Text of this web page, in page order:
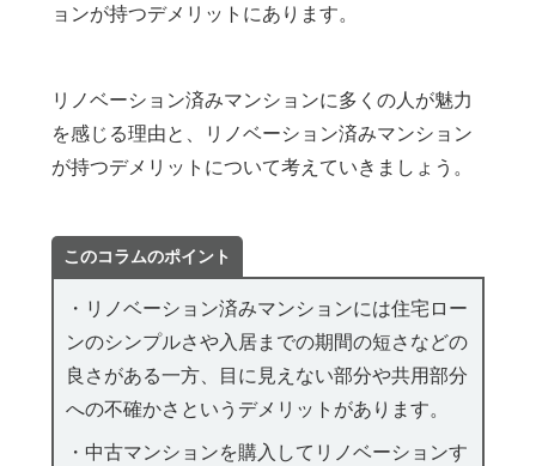
ョンが持つデメリットにあります。
リノベーション済みマンションに多くの人が魅力
を感じる理由と、リノベーション済みマンション
が持つデメリットについて考えていきましょう。
このコラムのポイント
・リノベーション済みマンションには住宅ロー
ンのシンプルさや入居までの期間の短さなどの
良さがある一方、目に見えない部分や共用部分
への不確かさというデメリットがあります。
・中古マンションを購入してリノベーションす